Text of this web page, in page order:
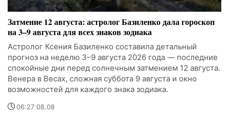
Затмение 12 августа: астролог Базиленко дала гороскоп
на 3–9 августа для всех знаков зодиака
Астролог Ксения Базиленко составила детальный
прогноз на неделю 3–9 августа 2026 года — последние
спокойные дни перед солнечным затмением 12 августа.
Венера в Весах, сложная суббота 9 августа и окно
возможностей для каждого знака зодиака.
06:27 08.08